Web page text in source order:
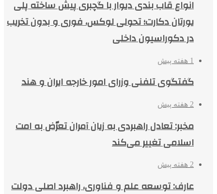
انواع قاب بندی دیوار با گچبری پیش ساخته پلی
یورتان دکارت؛ تحولی لوکس، فوری و بدون تخریب
در دکوراسیون داخلی
1 هفته پیش
گفتگوی تلفنی وزرای امور خارجه ایران و هند
2 هفته پیش
مخبر: تعادل راهبردی به زیان آمران تعرّض به امت
اسلامی تغییر می‌کند
2 هفته پیش
عارف: توسعه علم و فناوری، راهبرد اصلی دولت